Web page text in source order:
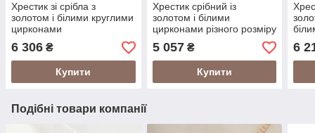
Хрестик зі срібла з
золотом і білими круглими
цирконами
6 306 ₴
Купити
Хрестик срібний із
золотом і білими
цирконами різного розміру
5 057₴
Купити
6
Подібні товари компанії